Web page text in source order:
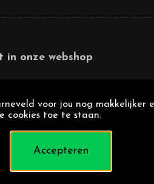
onze webshop
voor jou nog makkelijker
cookies toe te staan.
Accepteren